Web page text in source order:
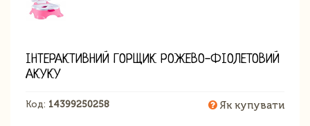
ІНТЕРАКТИВНИЙ ГОРЩИК РОЖЕВО-ФІОЛЕТОВИЙ
АКУКУ
Код: 14399250258 Як купувати